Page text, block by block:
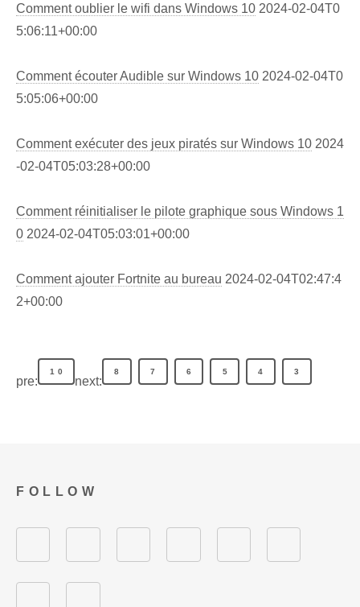
Comment oublier le wifi dans Windows 10 2024-02-04T0
5:06:11+00:00
Comment écouter Audible sur Windows 10 2024-02-04T0
5:05:06+00:00
Comment exécuter des jeux piratés sur Windows 10 2024
-02-04T05:03:28+00:00
Comment réinitialiser le pilote graphique sous Windows 1
0 2024-02-04T05:03:01+00:00
Comment ajouter Fortnite au bureau 2024-02-04T02:47:4
2+00:00
pre:
10
next:
8 7 6 5 4 3
FOLLOW